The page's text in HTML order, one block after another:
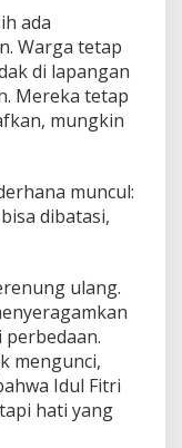
ada
Warga tetap
di lapangan
Mereka tetap
mungkin
muncul:
dibatasi,
ulang.
mengunci,
Idul Fitri
hati yang